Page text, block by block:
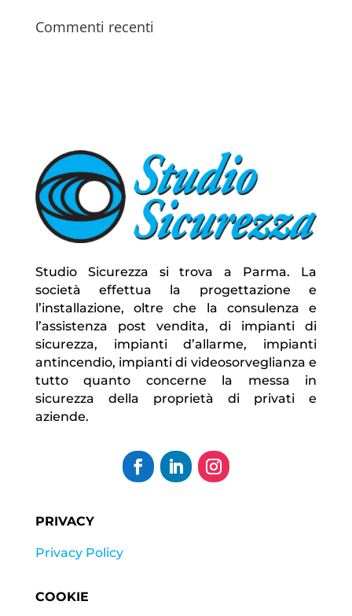
Commenti recenti
Studio Sicurezza si trova a Parma. La
società effettua la progettazione e
l’installazione, oltre che la consulenza e
l’assistenza post vendita, di impianti di
sicurezza, impianti d’allarme, impianti
antincendio, impianti di videosorveglianza e
tutto quanto concerne la messa in
sicurezza della proprietà di privati e
aziende.
PRIVACY
Privacy Policy
COOKIE